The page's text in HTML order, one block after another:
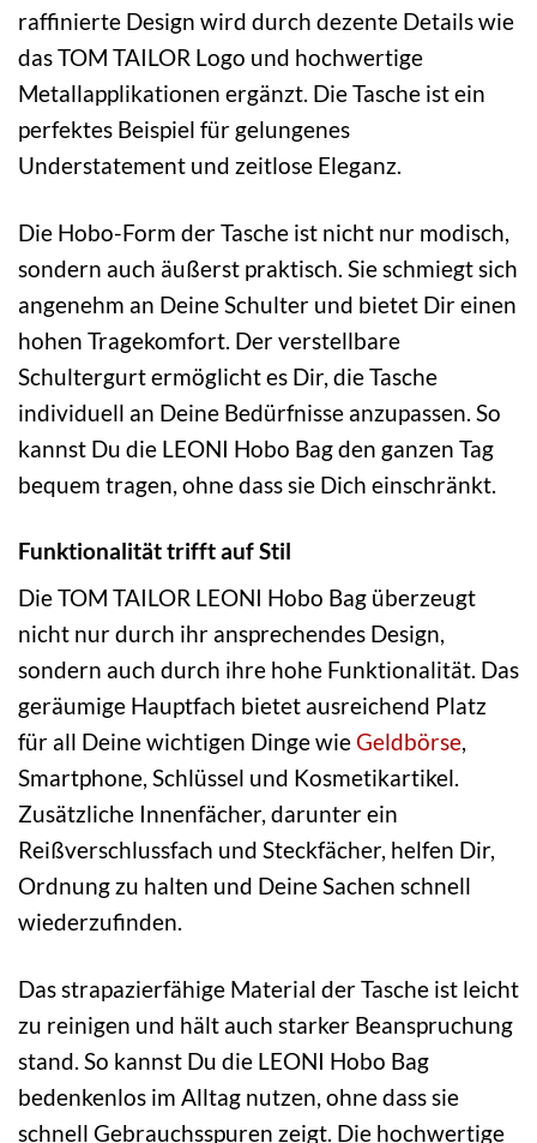
raffinierte Design wird durch dezente Details wie
das TOM TAILOR Logo und hochwertige
Metallapplikationen ergänzt. Die Tasche ist ein
perfektes Beispiel für gelungenes
Understatement und zeitlose Eleganz.
Die Hobo-Form der Tasche ist nicht nur modisch,
sondern auch äußerst praktisch. Sie schmiegt sich
angenehm an Deine Schulter und bietet Dir einen
hohen Tragekomfort. Der verstellbare
Schultergurt ermöglicht es Dir, die Tasche
individuell an Deine Bedürfnisse anzupassen. So
kannst Du die LEONI Hobo Bag den ganzen Tag
bequem tragen, ohne dass sie Dich einschränkt.
Funktionalität trifft auf Stil
Die TOM TAILOR LEONI Hobo Bag überzeugt
nicht nur durch ihr ansprechendes Design,
sondern auch durch ihre hohe Funktionalität. Das
geräumige Hauptfach bietet ausreichend Platz
für all Deine wichtigen Dinge wieGeldbörse,
Smartphone, Schlüssel und Kosmetikartikel.
Zusätzliche Innenfächer, darunter ein
Reißverschlussfach und Steckfächer, helfen Dir,
Ordnung zu halten und Deine Sachen schnell
wiederzufinden.
Das strapazierfähige Material der Tasche ist leicht
zu reinigen und hält auch starker Beanspruchung
stand. So kannst Du die LEONI Hobo Bag
bedenkenlos im Alltag nutzen, ohne dass sie
schnell Gebrauchsspuren zeigt. Die hochwertige